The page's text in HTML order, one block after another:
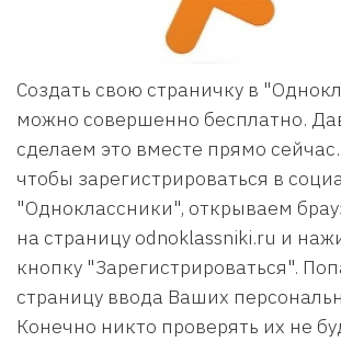
Создать свою страничку в
можно совершенно бесплатно.
сделаем это вместе прямо
чтобы зарегистрироваться в
"Одноклассники", открываем
на страницу odnoklassniki.ru и
кнопку "Зарегистрироваться".
страницу ввода Ваших
Конечно никто проверять их не